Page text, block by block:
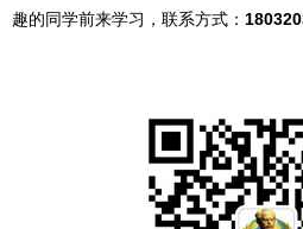
趣的同学前来学习，联系方式：